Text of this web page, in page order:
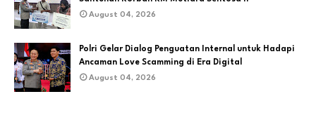
August 04, 2026
Polri Gelar Dialog Penguatan Internal untuk Hadapi
Ancaman Love Scamming di Era Digital
August 04, 2026